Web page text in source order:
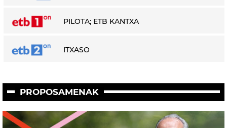
PILOTA; ETB KANTXA
ITXASO
PROPOSAMENAK